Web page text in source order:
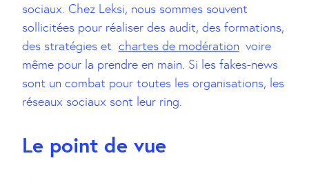
sociaux. Chez Leksi, nous sommes souvent
sollicitées pour réaliser des audit, des formations,
des stratégies et chartes de modération voire
même pour la prendre en main. Si les fakes-news
sont un combat pour toutes les organisations, les
réseaux sociaux sont leur ring.
Le point de vue